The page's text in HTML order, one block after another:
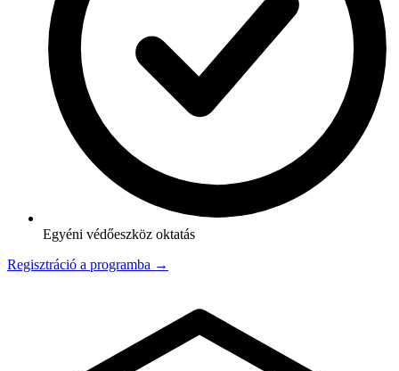
Egyéni védőeszköz oktatás
Regisztráció a programba →